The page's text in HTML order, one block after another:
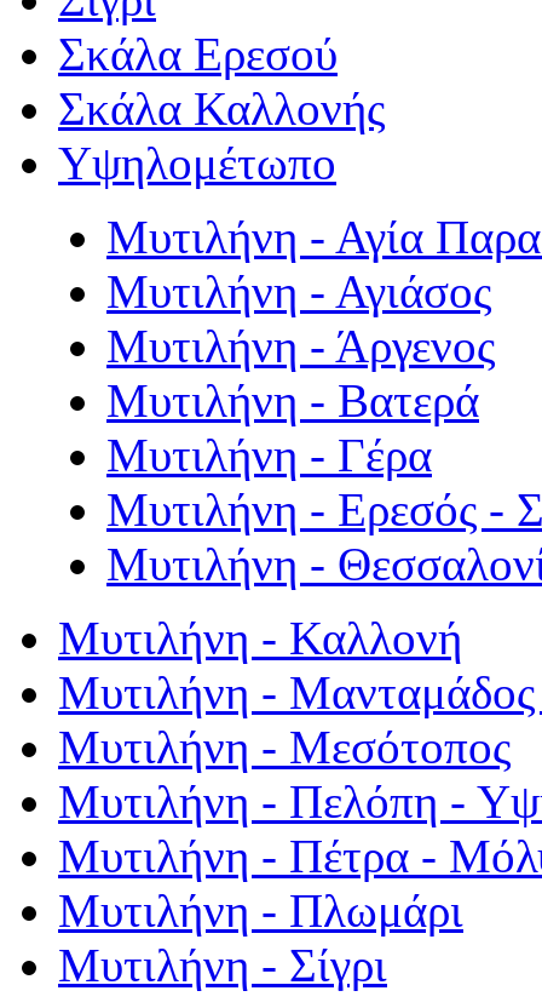
Σκάλα Ερεσού
Σκάλα Καλλονής
Υψηλομέτωπο
Μυτιλήνη - Αγία
Μυτιλήνη - Αγιάσος
Μυτιλήνη - Άργενος
Μυτιλήνη - Βατερά
Μυτιλήνη - Γέρα
Μυτιλήνη - Ερεσός -
Μυτιλήνη -
Μυτιλήνη - Καλλονή
Μυτιλήνη - Μανταμάδος
Μυτιλήνη - Μεσότοπος
Μυτιλήνη - Πελόπη -
Μυτιλήνη - Πέτρα -
Μυτιλήνη - Πλωμάρι
Μυτιλήνη - Σίγρι